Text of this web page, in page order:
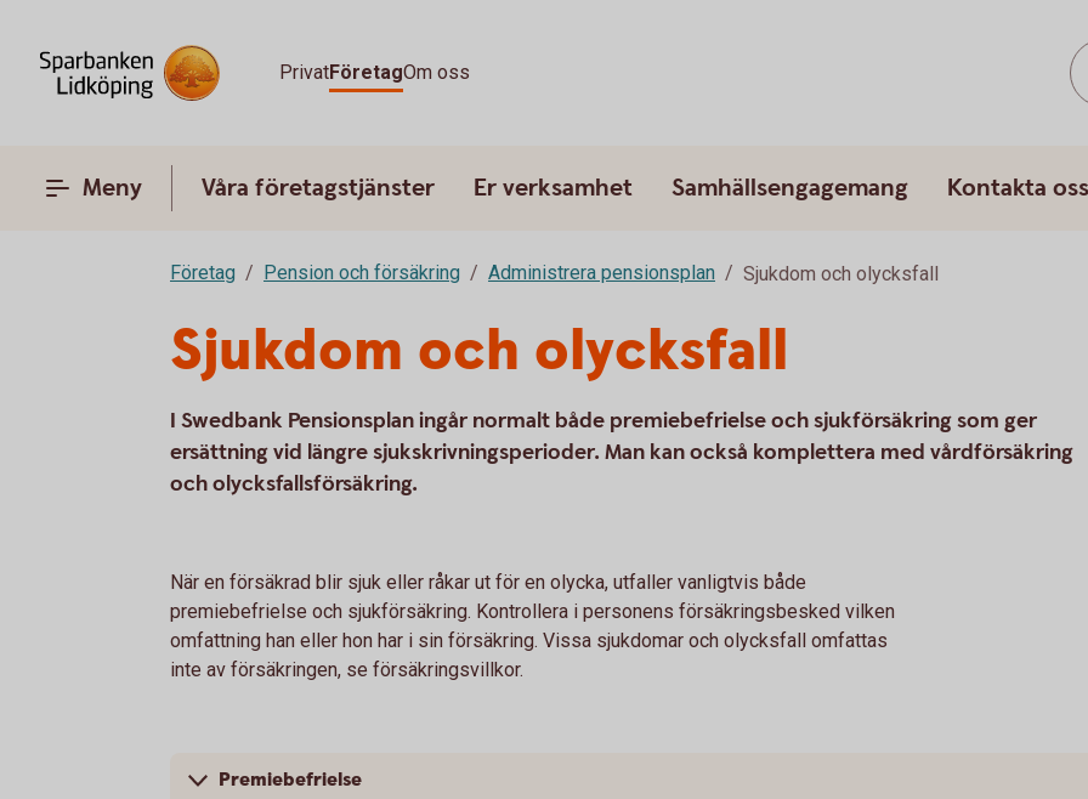
PrivatFöretagOm oss
Meny Våra företagstjänster Er verksamhet Samhällsengagemang Kontakta oss
Företag Pension och försäkring Administrera pensionsplan Sjukdom och olycksfall
Sjukdom och olycksfall
I Swedbank Pensionsplan ingår normalt både premiebefrielse och sjukförsäkring som ger
ersättning vid längre sjukskrivningsperioder. Man kan också komplettera med vårdförsäkring
och olycksfallsförsäkring.
När en försäkrad blir sjuk eller råkar ut för en olycka, utfaller vanligtvis både
premiebefrielse och sjukförsäkring. Kontrollera i personens försäkringsbesked vilken
omfattning han eller hon har i sin försäkring. Vissa sjukdomar och olycksfall omfattas
inte av försäkringen, se försäkringsvillkor.
Premiebefrielse